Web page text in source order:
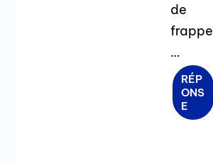
de
frappe
…
RÉP
ONS
E